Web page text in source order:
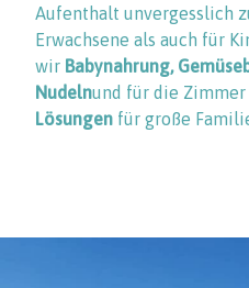
Aufenthalt unvergesslich
Erwachsene als auch für
wir Babynahrung,
Nudelnund für die
Lösungen für große